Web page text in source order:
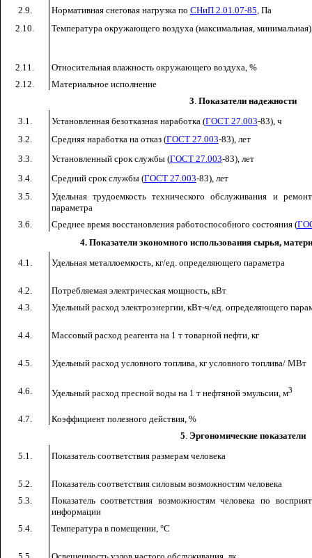
2.9.
Нормативная снеговая нагрузка по СНиП 2.01.07-85, Па
2.10.
Температура окружающего воздуха (максимальная,
2.11.
Относительная влажность окружающего воздуха, %
2.12.
Материальное исполнение
3. Показатели надежности
3.1. Установленная безотказная наработка (ГОСТ 27.003-83), ч
3.2.
Средняя наработка на отказ (ГОСТ 27.003-83), лет
3.3.
Установленный срок службы (ГОСТ 27.003-83), лет
3.4.
Средний срок службы (ГОСТ 27.003-83), лет
3.5.
Удельная трудоемкость технического обслуживания и
параметра
3.6.
Среднее время восстановления работоспособного состояния (
4. Показатели экономного использования сырья,
4.1.
Удельная металлоемкость, кг/ед. определяющего параметра
4.2.
Потребляемая электрическая мощность, кВт
4.3.
Удельный расход электроэнергии, кВт-ч/ед. определяющего
4.4. Массовый расход реагента на 1 т товарной нефти, кг
4.5. Удельный расход условного топлива, кг условного топлива/ МВт
4.6. Удельный расход пресной воды на 1 т нефтяной эмульсии, м3
4.7.
Коэффициент полезного действия, %
5. Эргономические показатели
5.1.
Показатель соответствия размерам человека
5.2.
Показатель соответствия силовым возможностям человека
5.3.
Показатель соответствия возможностям человека по
информации
5.4.
Температура в помещении, °С